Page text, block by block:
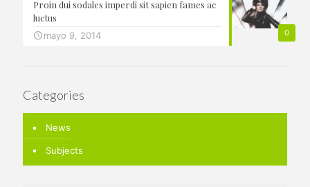
0
Proin dui sodales imperdi sit sapien fames ac
luctus
mayo 9, 2014
Categories
News
Subjects